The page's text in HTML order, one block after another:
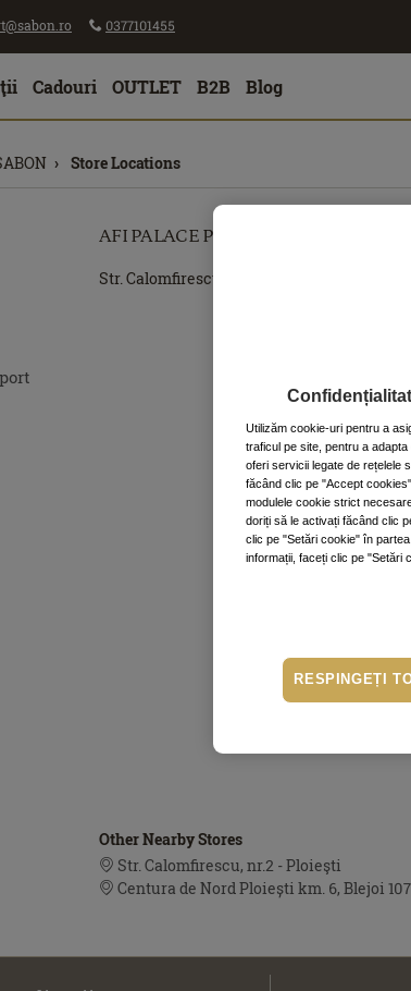
0377101455
Cadouri OUTLET B2B Blog
Store Locations
AFI PALACE PLOIEŞTI
Str. Calomfirescu, nr.2, Ploieşti
Other Nearby Stores
Str. Calomfirescu, nr.2 - Ploieşti
Centura de Nord Ploiești km. 6, Blejoi
Utilizăm cookie-uri pentru a
traficul pe site, pentru a
oferi servicii legate de rețelele
făcând clic pe "Accept
modulele cookie strict
doriți să le activați făcând clic
clic pe "Setări cookie" în
informații, faceți clic pe "Setări
RESPINGEȚI